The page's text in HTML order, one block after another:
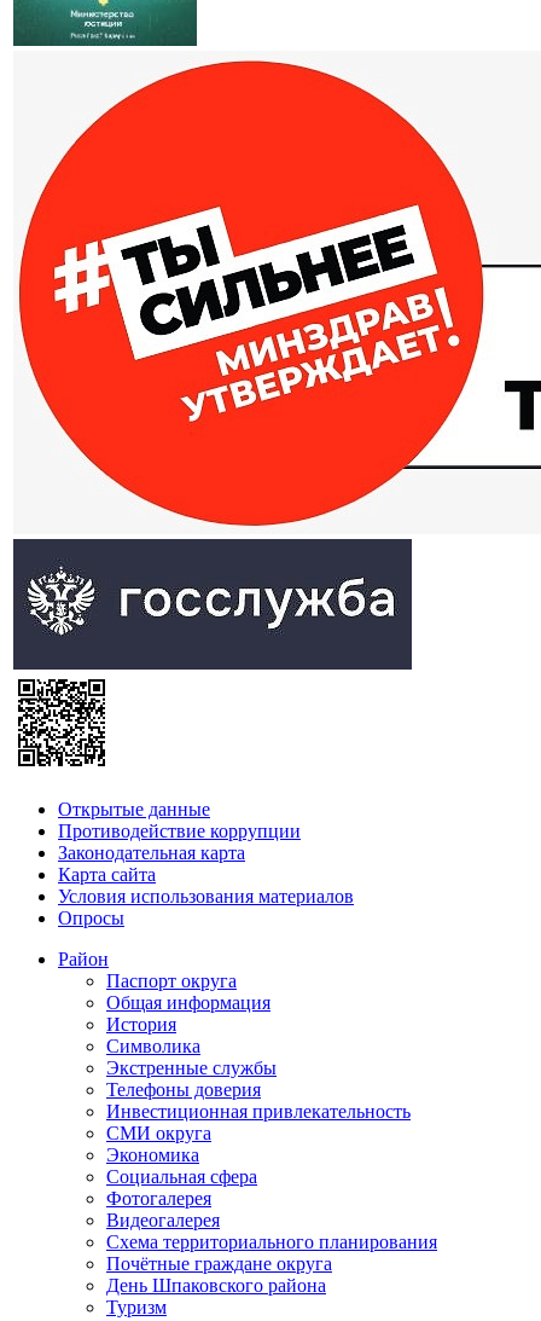
Открытые данные
Противодействие коррупции
Законодательная карта
Карта сайта
Условия использования материалов
Опросы
Район
Паспорт округа
Общая информация
История
Символика
Экстренные службы
Телефоны доверия
Инвестиционная привлекательность
СМИ округа
Экономика
Социальная сфера
Фотогалерея
Видеогалерея
Схема территориального планирования
Почётные граждане округа
День Шпаковского района
Туризм